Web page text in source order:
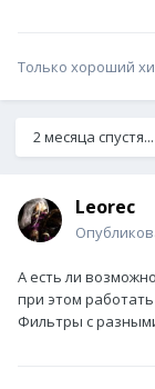
Только хороший
2 месяца спустя...
Leorec
А есть ли
при этом
Фильтры с